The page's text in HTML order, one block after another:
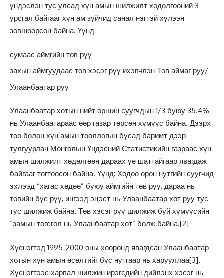
үндэслэн тус улсад хүн амын шилжилт хөдөлгөөний 3
урсгал байгааг хүн ам зүйчид санал нэгтэй хүлээн
зөвшөөрсөн байна. Үүнд:
сумаас аймгийн төв рүү
захын аймгуудаас төв хэсэг рүү ихэвчлэн Төв аймаг руу/
Улаанбаатар руу
Улаанбаатар хотын нийт оршин суугчдын 1/3 буюу 35.4%
нь Улаанбаатараас өөр газар төрсөн хүмүүс байна. Дээрх
тоо болон хүн амын тооллогын бусад баримт дээр
тулгуурлан Монголын Үндэсний Статистикийн газраас хүн
амын шилжилт хөдөлгөөн дараах үе шаттайгаар явагдаж
байгааг тогтоосон байна. Үүнд: Хөдөө орон нутгийн суугчид
эхлээд “хагас хөдөө” буюу аймгийн төв рүү, дараа нь
төвийн бүс рүү, ингээд эцэст нь Улаанбаатар хот руу тус
тус шилжиж байна. Төв хэсэг рүү шилжиж буй хүмүүсийн
“замын төгсгөл нь Улаанбаатар хот” болж байна.[2]
Хүснэгтэд 1995-2000 оны хооронд явагдсан Улаанбаатар
хотын хүн амын өсөлтийг бүс нутгаар нь харууллаа[3].
Хүснэгтээс харвал шилжин ирэгсдийн дийлэнх хэсэг нь